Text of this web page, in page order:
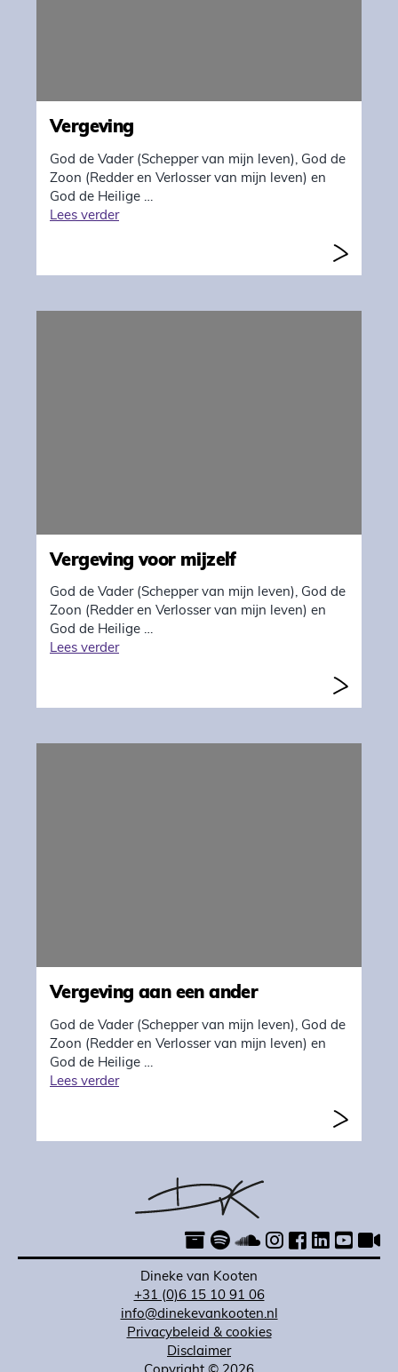
Vergeving
God de Vader (Schepper van mijn leven), God de
Zoon (Redder en Verlosser van mijn leven) en
God de Heilige …
Lees verder"Vergeving"
Vergeving voor mijzelf
God de Vader (Schepper van mijn leven), God de
Zoon (Redder en Verlosser van mijn leven) en
God de Heilige …
Lees verder"Vergeving voor mijzelf"
Vergeving aan een ander
God de Vader (Schepper van mijn leven), God de
Zoon (Redder en Verlosser van mijn leven) en
God de Heilige …
Lees verder"Vergeving aan een ander"
Dineke van Kooten
+31 (0)6 15 10 91 06
info@dinekevankooten.nl
Privacybeleid & cookies
Disclaimer